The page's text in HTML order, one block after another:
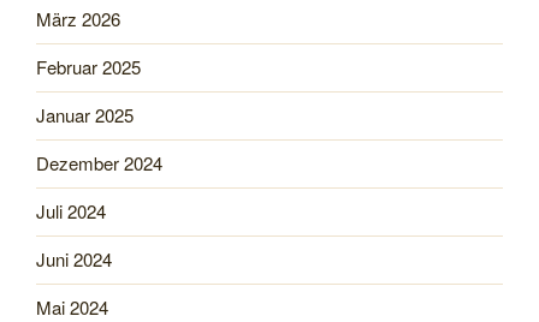
März 2026
Februar 2025
Januar 2025
Dezember 2024
Juli 2024
Juni 2024
Mai 2024